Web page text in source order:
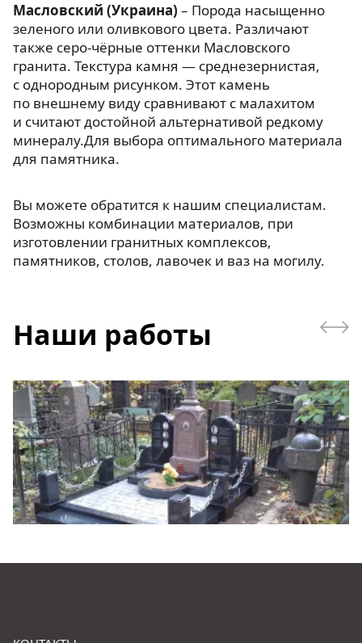
Масловский (Украина) – Порода насыщенно
зеленого или оливкового цвета. Различают
также серо-чёрные оттенки Масловского
гранита. Текстура камня — среднезернистая,
с однородным рисунком. Этот камень
по внешнему виду сравнивают с малахитом
и считают достойной альтернативой редкому
минералу.Для выбора оптимального материала
для памятника.
Вы можете обратится к нашим специалистам.
Возможны комбинации материалов, при
изготовлении гранитных комплексов,
памятников, столов, лавочек и ваз на могилу.
Наши работы